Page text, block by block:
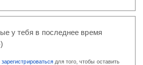
у тебя в последнее время
зарегистрироваться для того, чтобы оставить